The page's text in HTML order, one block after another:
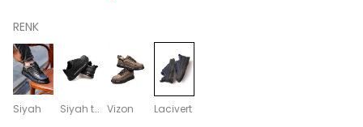
RENK
Siyah Siyah tabanı siyah Vizon Lacivert